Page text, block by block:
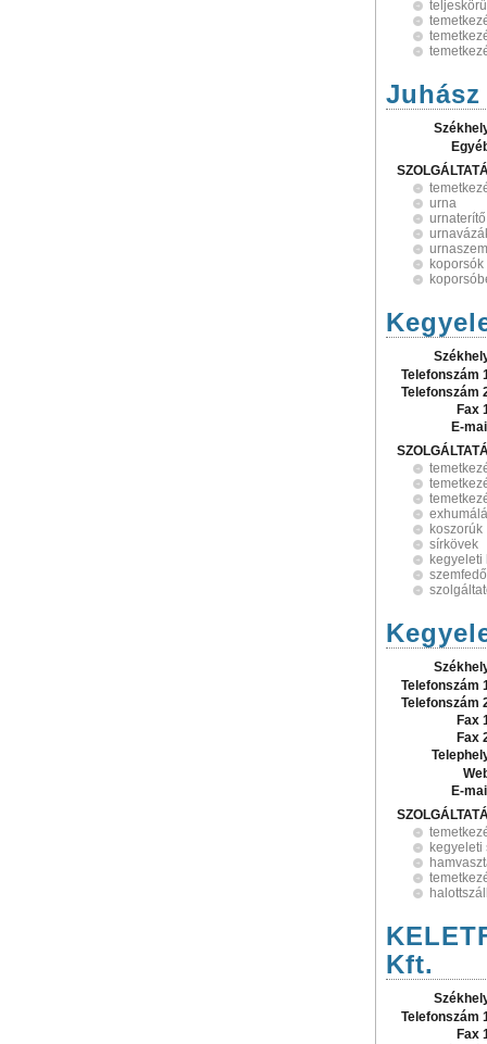
urna
urnaterítő
koporsók
Telefonszám
Telefonszám
Fax
E-
koszorúk
sírkövek
kegyeleti
Telefonszám
Telefonszám
Fax
Fax
E-
kegyeleti
Kft.
Telefonszám
Fax